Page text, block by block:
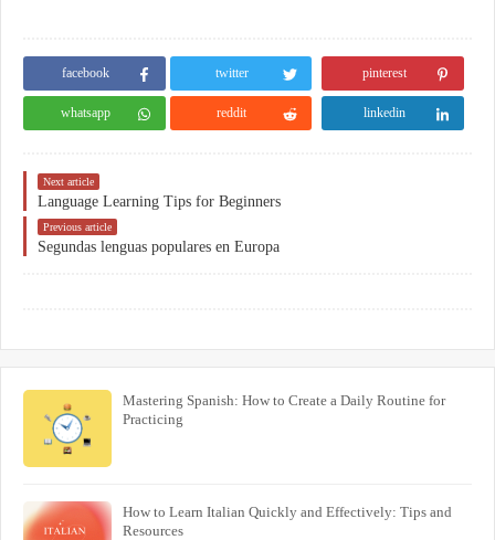
facebook twitter pinterest
whatsapp reddit linkedin
Next article
Language Learning Tips for Beginners
Previous article
Segundas lenguas populares en Europa
Mastering Spanish: How to Create a Daily Routine for
Practicing
How to Learn Italian Quickly and Effectively: Tips and
Resources